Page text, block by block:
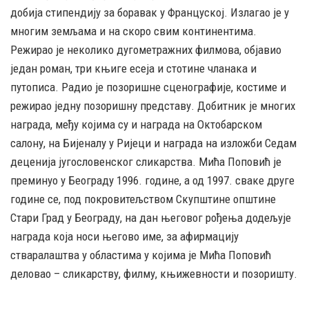
добија стипендију за боравак у Француској. Излагао је у
многим земљама и на скоро свим континентима.
Режирао је неколико дугометражних филмова, објавио
један роман, три књиге есеја и стотине чланака и
путописа. Радио је позоришне сценографије, костиме и
режирао једну позоришну представу. Добитник је многих
награда, међу којима су и награда на Октобарском
салону, на Бијеналу у Ријеци и награда на изложби Седам
деценија југословенског сликарства. Мића Поповић је
преминуо у Београду 1996. године, а од 1997. сваке друге
године се, под покровитељством Скупштине општине
Стари Град у Београду, на дан његовог рођења додељује
награда која носи његово име, за афирмацију
стваралаштва у областима у којима је Мића Поповић
деловао – сликарству, филму, књижевности и позоришту.